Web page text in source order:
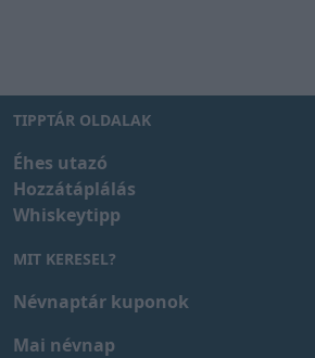
TIPPTÁR OLDALAK
Éhes utazó
Hozzátáplálás
Whiskeytipp
MIT KERESEL?
Névnaptár kuponok
Mai névnap